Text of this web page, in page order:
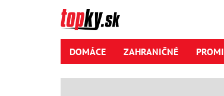
DOMÁCE ZAHRANIČNÉ